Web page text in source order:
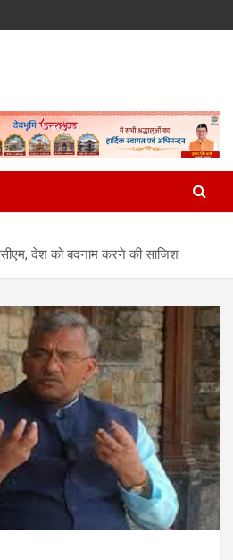
सीएम, देश को बदनाम करने की साजिश